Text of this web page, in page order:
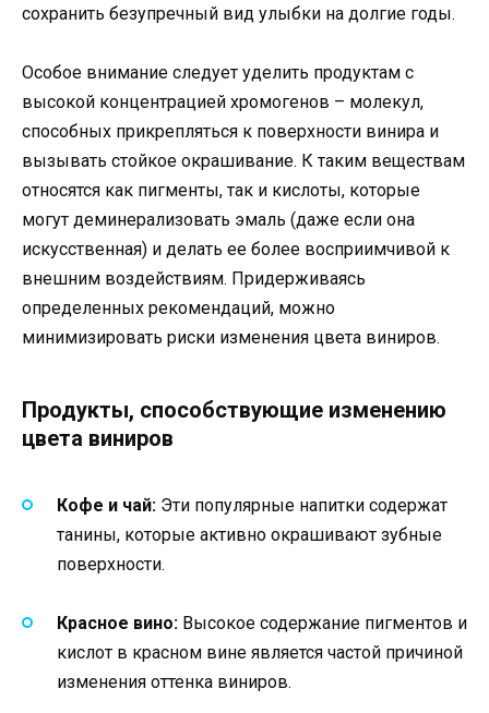
сохранить безупречный вид улыбки на долгие годы.
Особое внимание следует уделить продуктам с
высокой концентрацией хромогенов – молекул,
способных прикрепляться к поверхности винира и
вызывать стойкое окрашивание. К таким веществам
относятся как пигменты, так и кислоты, которые
могут деминерализовать эмаль (даже если она
искусственная) и делать ее более восприимчивой к
внешним воздействиям. Придерживаясь
определенных рекомендаций, можно
минимизировать риски изменения цвета виниров.
Продукты, способствующие изменению
цвета виниров
Кофе и чай: Эти популярные напитки содержат
танины, которые активно окрашивают зубные
поверхности.
Красное вино: Высокое содержание пигментов и
кислот в красном вине является частой причиной
изменения оттенка виниров.